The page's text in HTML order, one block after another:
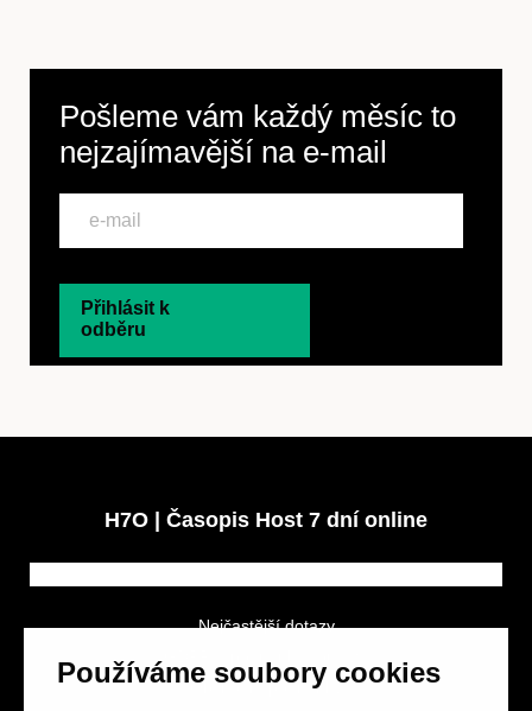
Používáme soubory cookies
Pošleme vám každý měsíc to
nejzajímavější na e-mail
Přihlásit k
odběru
H7O | Časopis Host 7 dní online
Nejčastější dotazy
Obchodní podmínky